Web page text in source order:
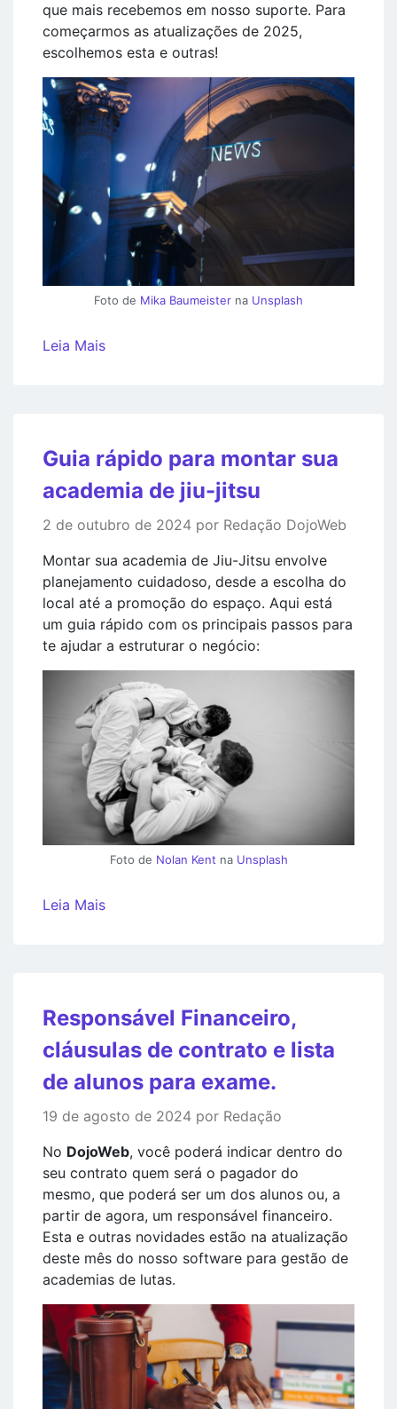
que mais recebemos em nosso suporte. Para
começarmos as atualizações de 2025,
escolhemos esta e outras!
Foto de Mika Baumeister na Unsplash
Leia Mais
Guia rápido para montar sua
academia de jiu-jitsu
2 de outubro de 2024 por Redação DojoWeb
Montar sua academia de Jiu-Jitsu envolve
planejamento cuidadoso, desde a escolha do
local até a promoção do espaço. Aqui está
um guia rápido com os principais passos para
te ajudar a estruturar o negócio:
Foto de Nolan Kent na Unsplash
Leia Mais
Responsável Financeiro,
cláusulas de contrato e lista
de alunos para exame.
19 de agosto de 2024 por Redação
No DojoWeb, você poderá indicar dentro do
seu contrato quem será o pagador do
mesmo, que poderá ser um dos alunos ou, a
partir de agora, um responsável financeiro.
Esta e outras novidades estão na atualização
deste mês do nosso software para gestão de
academias de lutas.